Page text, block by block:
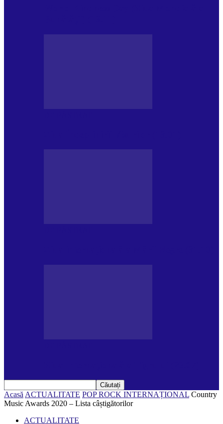
Acasă ACTUALITATE POP ROCK INTERNAȚIONAL Country
Music Awards 2020 – Lista câștigătorilor
ACTUALITATE